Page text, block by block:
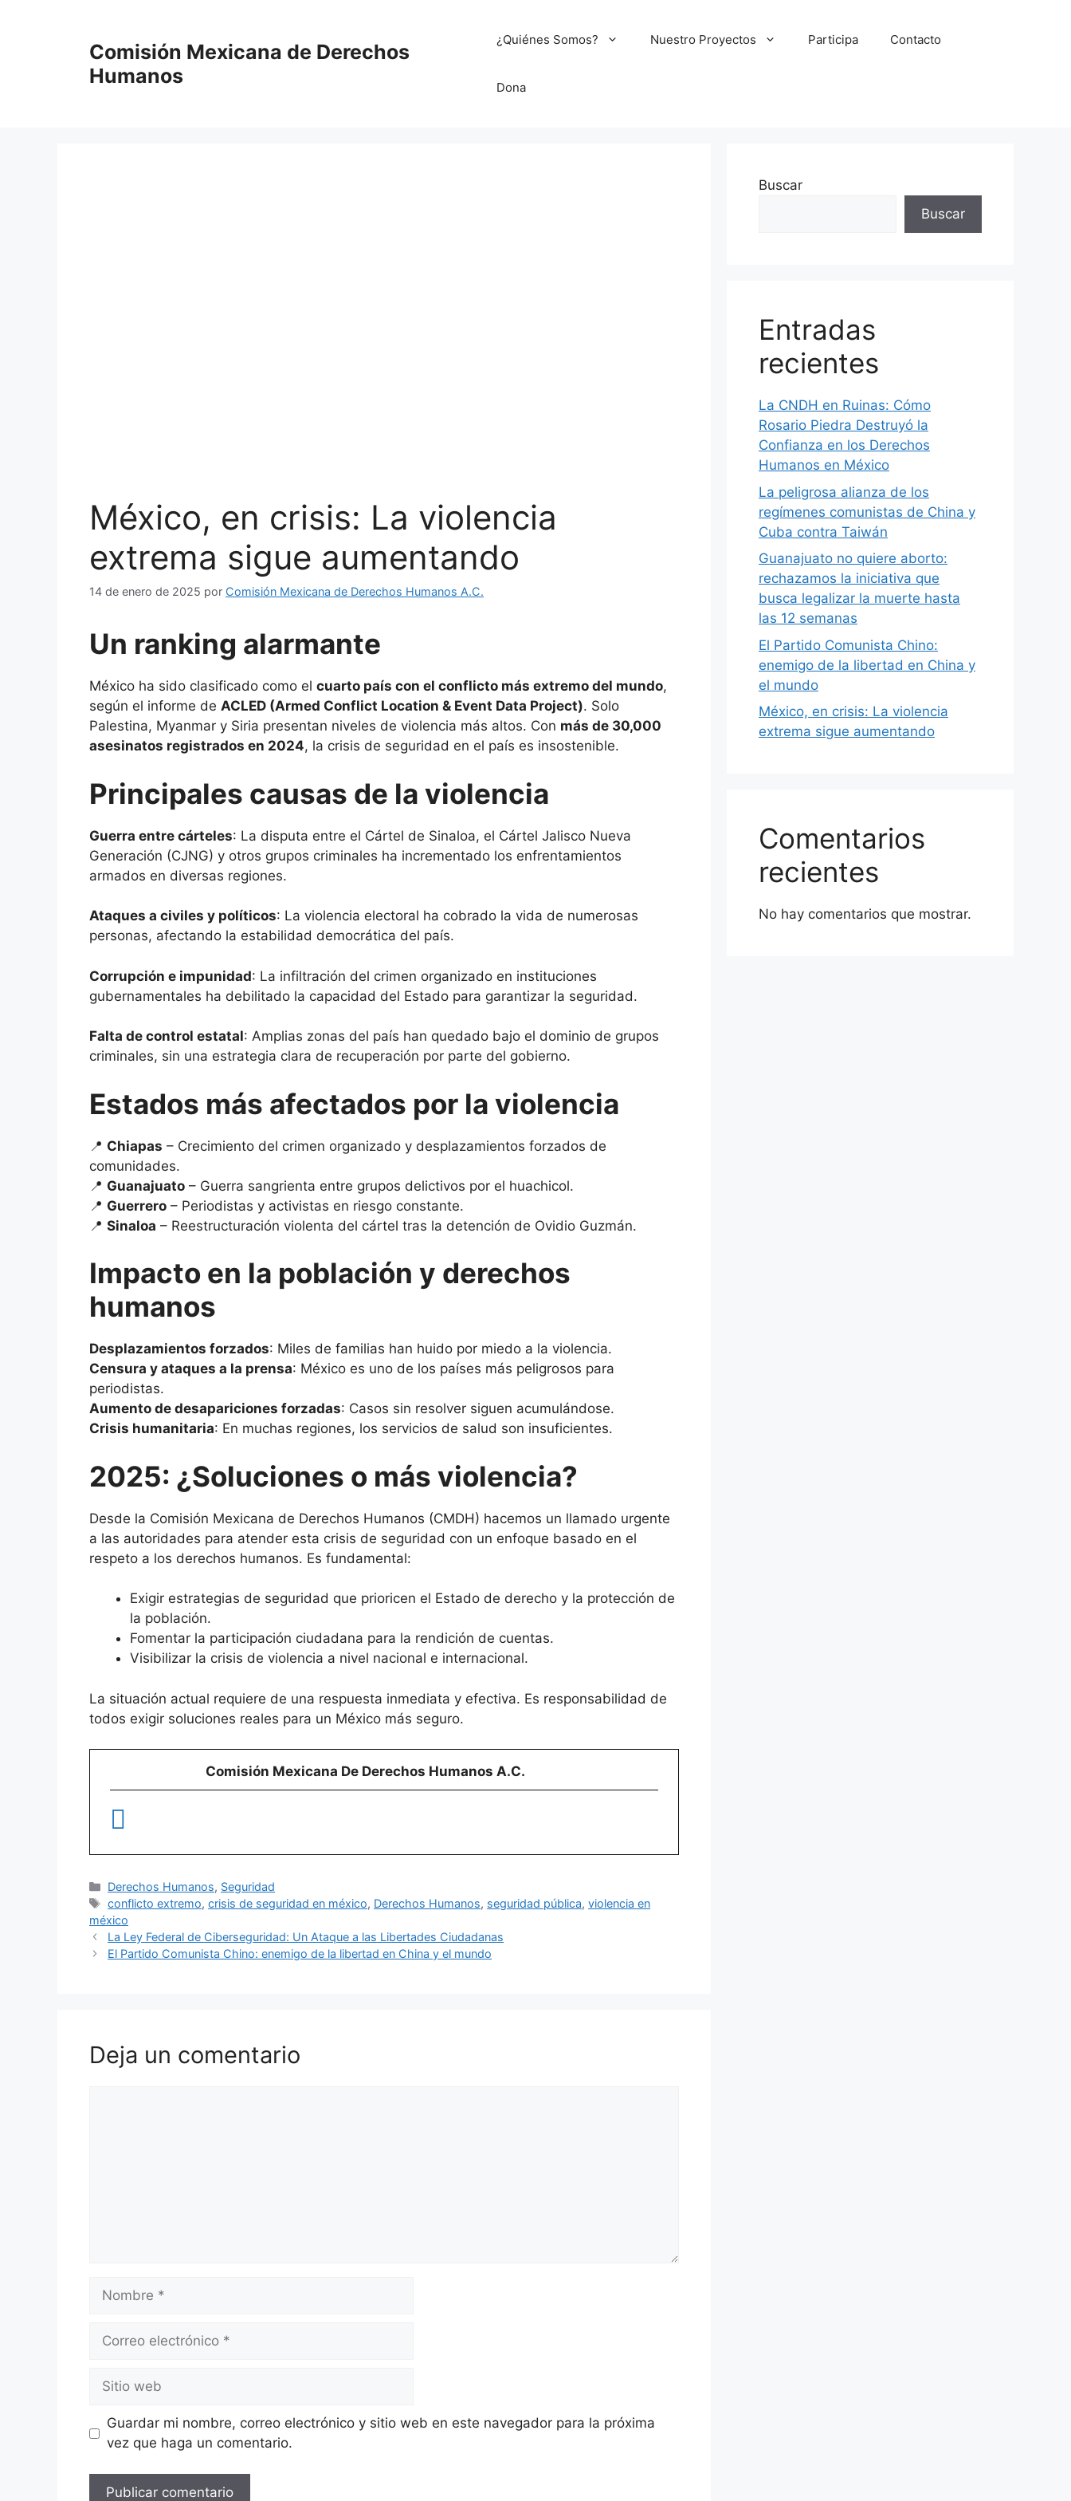
Comisión Mexicana de Derechos
Humanos
¿Quiénes Somos? Nuestro Proyectos Participa Contacto
Dona
México, en crisis: La violencia
extrema sigue aumentando
14 de enero de 2025 por Comisión Mexicana de Derechos Humanos A.C.
Un ranking alarmante
México ha sido clasificado como el cuarto país con el conflicto más extremo del mundo,
según el informe de ACLED (Armed Conflict Location & Event Data Project). Solo
Palestina, Myanmar y Siria presentan niveles de violencia más altos. Con más de 30,000
asesinatos registrados en 2024, la crisis de seguridad en el país es insostenible.
Principales causas de la violencia
Guerra entre cárteles: La disputa entre el Cártel de Sinaloa, el Cártel Jalisco Nueva
Generación (CJNG) y otros grupos criminales ha incrementado los enfrentamientos
armados en diversas regiones.
Ataques a civiles y políticos: La violencia electoral ha cobrado la vida de numerosas
personas, afectando la estabilidad democrática del país.
Corrupción e impunidad: La infiltración del crimen organizado en instituciones
gubernamentales ha debilitado la capacidad del Estado para garantizar la seguridad.
Falta de control estatal: Amplias zonas del país han quedado bajo el dominio de grupos
criminales, sin una estrategia clara de recuperación por parte del gobierno.
Estados más afectados por la violencia
📍 Chiapas – Crecimiento del crimen organizado y desplazamientos forzados de
comunidades.
📍 Guanajuato – Guerra sangrienta entre grupos delictivos por el huachicol.
📍 Guerrero – Periodistas y activistas en riesgo constante.
📍 Sinaloa – Reestructuración violenta del cártel tras la detención de Ovidio Guzmán.
Impacto en la población y derechos
humanos
Desplazamientos forzados: Miles de familias han huido por miedo a la violencia.
Censura y ataques a la prensa: México es uno de los países más peligrosos para
periodistas.
Aumento de desapariciones forzadas: Casos sin resolver siguen acumulándose.
Crisis humanitaria: En muchas regiones, los servicios de salud son insuficientes.
2025: ¿Soluciones o más violencia?
Desde la Comisión Mexicana de Derechos Humanos (CMDH) hacemos un llamado urgente
a las autoridades para atender esta crisis de seguridad con un enfoque basado en el
respeto a los derechos humanos. Es fundamental:
Exigir estrategias de seguridad que prioricen el Estado de derecho y la protección de
la población.
Fomentar la participación ciudadana para la rendición de cuentas.
Visibilizar la crisis de violencia a nivel nacional e internacional.
La situación actual requiere de una respuesta inmediata y efectiva. Es responsabilidad de
todos exigir soluciones reales para un México más seguro.
Comisión Mexicana De Derechos Humanos A.C.
Derechos Humanos, Seguridad
conflicto extremo,crisis de seguridad en méxico, Derechos Humanos, seguridad pública,violencia en
méxico
La Ley Federal de Ciberseguridad: Un Ataque a las Libertades Ciudadanas
El Partido Comunista Chino: enemigo de la libertad en China y el mundo
Deja un comentario
Guardar mi nombre, correo electrónico y sitio web en este navegador para la próxima
vez que haga un comentario.
Buscar
Buscar
Entradas
recientes
La CNDH en Ruinas: Cómo
Rosario Piedra Destruyó la
Confianza en los Derechos
Humanos en México
La peligrosa alianza de los
regímenes comunistas de China y
Cuba contra Taiwán
Guanajuato no quiere aborto:
rechazamos la iniciativa que
busca legalizar la muerte hasta
las 12 semanas
El Partido Comunista Chino:
enemigo de la libertad en China y
el mundo
México, en crisis: La violencia
extrema sigue aumentando
Comentarios
recientes
No hay comentarios que mostrar.